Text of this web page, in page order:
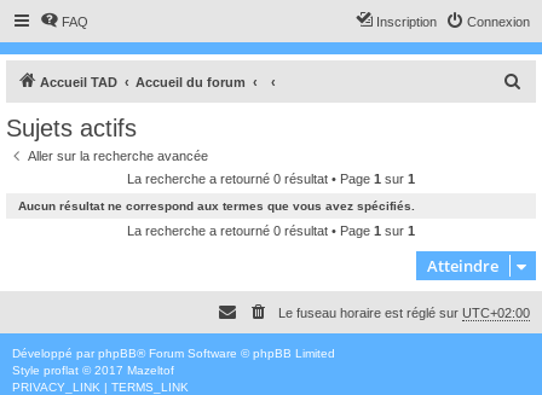
FAQ Connexion
Inscription
Accueil TAD Accueil du forum
c
h
e
Sujets actifs
Aller sur la recherche avancée
La recherche a retourné 0 résultat • Page 1 sur 1
Aucun résultat ne correspond aux termes que vous avez spécifiés.
La recherche a retourné 0 résultat • Page 1 sur 1
Atteindre
Le fuseau horaire est réglé sur UTC+02:00
Développé par phpBB® Forum Software © phpBB Limited
Style proflat © 2017 Mazeltof
PRIVACY_LINK | TERMS_LINK